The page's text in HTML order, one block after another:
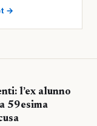
→
l’ex alunno
59esima